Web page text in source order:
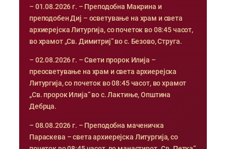
– 01.08.2026 г. – Преподобна Макрина и
преподобен Диј – осветување на храм и света
архиерејска Литургија, со почеток во 08:45 часот,
во храмот „Св. Димитриј“ во с. Безово, Струга.
– 02.08.2026 г. – Свети пророк Илија –
преосветување на храм и света архиерејска
Литургија, со почеток во 08:45 часот, во храмот
„Св. пророк Илија“ во с. Лактиње, Општина
Дебрца.
– 08.08.2026 г. – Преподобна маченичка
Параскева – света архиерејска Литургија, со